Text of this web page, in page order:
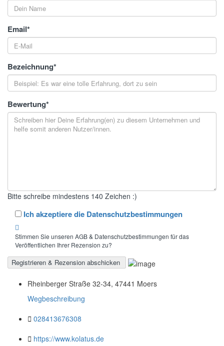
Email*
Bezeichnung*
Bewertung*
Bitte schreibe mindestens 140 Zeichen :)
Ich akzeptiere die Datenschutzbestimmungen
Stimmen Sie unseren AGB & Datenschutzbestimmungen für das
Veröffentlichen Ihrer Rezension zu?
Rheinberger Straße 32-34, 47441 Moers
Wegbeschreibung
028413676308
https://www.kolatus.de